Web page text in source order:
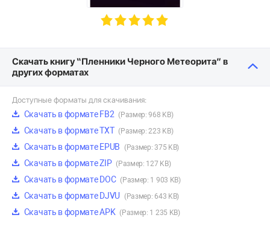
Скачать книгу “Пленники Черного Метеорита” в
других форматах
Доступные форматы для скачивания:
Скачать в формате FB2 (Размер: 968 KB)
Скачать в формате TXT (Размер: 223 KB)
Скачать в формате EPUB (Размер: 375 KB)
Скачать в формате ZIP (Размер: 127 KB)
Скачать в формате DOC (Размер: 1 903 KB)
Скачать в формате DJVU (Размер: 643 KB)
Скачать в формате APK (Размер: 1 235 KB)